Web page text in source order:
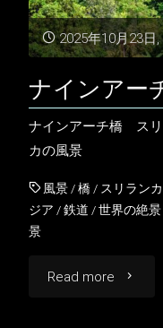
と
コ
ボ
の
2025年10月23日,
ナインアー
ナインアーチ橋 ス
カの風景
風景 /橋 / スリラン
ジア /鉄道 /世界の絶景
景
Read more "ナ